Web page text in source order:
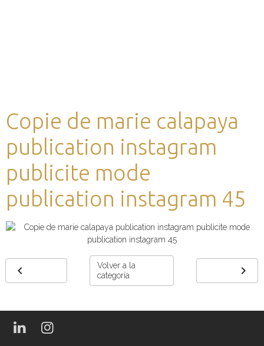
Copie de marie calapaya
publication instagram
publicite mode
publication instagram 45
Volver a la
categoría